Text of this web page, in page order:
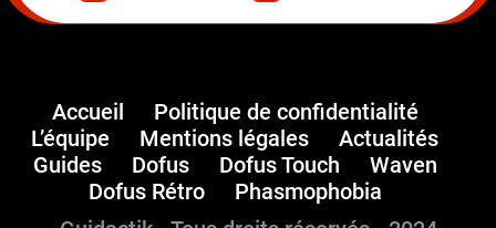
Accueil
Politique de confidentialité
L’équipe
Mentions légales
Actualités
Guides
Dofus Dofus Touch
Waven
Dofus Rétro
Phasmophobia